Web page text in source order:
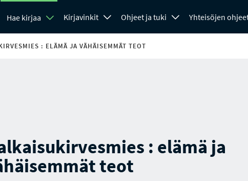
Hae kirjaa Kirjavinkit Ohjeet ja tuki Yhteisöjen
: ELÄMÄ JA VÄHÄISEMMÄT TEOT
: elämä ja
teot